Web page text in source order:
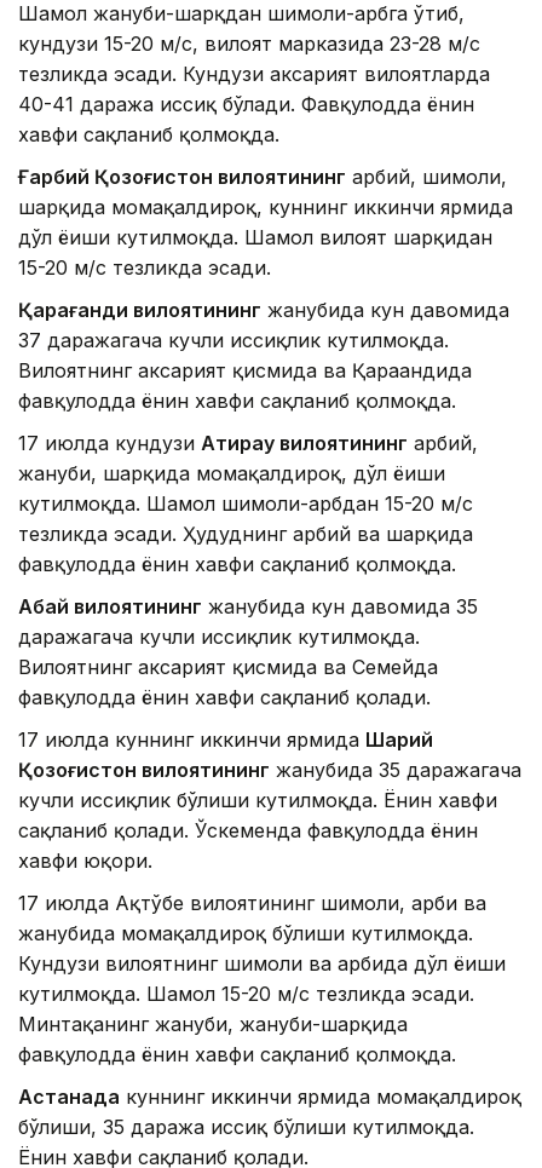
Шамол жануби-шарқдан шимоли-ғарбга ўтиб,
кундузи 15-20 м/с, вилоят марказида 23-28 м/с
тезликда эсади. Кундузи аксарият вилоятларда
40-41 даража иссиқ бўлади. Фавқулодда ёнғин
хавфи сақланиб қолмоқда.
Ғарбий Қозоғистон вилоятининг ғарбий, шимоли,
шарқида момақалдироқ, куннинг иккинчи ярмида
дўл ёғиши кутилмоқда. Шамол вилоят шарқидан
15-20 м/с тезликда эсади.
Қарағанди вилоятининг жанубида кун давомида
37 даражагача кучли иссиқлик кутилмоқда.
Вилоятнинг аксарият қисмида ва Қарағандида
фавқулодда ёнғин хавфи сақланиб қолмоқда.
17 июлда кундузи Атирау вилоятининг ғарбий,
жануби, шарқида момақалдироқ, дўл ёғиши
кутилмоқда. Шамол шимоли-ғарбдан 15-20 м/с
тезликда эсади. Ҳудуднинг ғарбий ва шарқида
фавқулодда ёнғин хавфи сақланиб қолмоқда.
Абай вилоятининг жанубида кун давомида 35
даражагача кучли иссиқлик кутилмоқда.
Вилоятнинг аксарият қисмида ва Семейда
фавқулодда ёнғин хавфи сақланиб қолади.
17 июлда куннинг иккинчи ярмида Шарқий
Қозоғистон вилоятининг жанубида 35 даражагача
кучли иссиқлик бўлиши кутилмоқда. Ёнғин хавфи
сақланиб қолади. Ўскеменда фавқулодда ёнғин
хавфи юқори.
17 июлда Ақтўбе вилоятининг шимоли, ғарби ва
жанубида момақалдироқ бўлиши кутилмоқда.
Кундузи вилоятнинг шимоли ва ғарбида дўл ёғиши
кутилмоқда. Шамол 15-20 м/с тезликда эсади.
Минтақанинг жануби, жануби-шарқида
фавқулодда ёнғин хавфи сақланиб қолмоқда.
Астанада куннинг иккинчи ярмида момақалдироқ
бўлиши, 35 даража иссиқ бўлиши кутилмоқда.
Ёнғин хавфи сақланиб қолади.